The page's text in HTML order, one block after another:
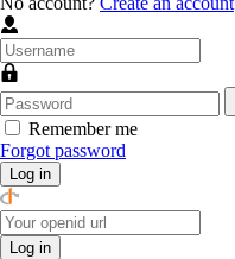
Remember me
Forgot password
Log in
Log in